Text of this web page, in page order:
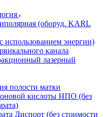
(оборуд. KARL
использованием энергии)
канала
лазерный
полости матки
кислоты НПО (без
Диспорт (без стоимости